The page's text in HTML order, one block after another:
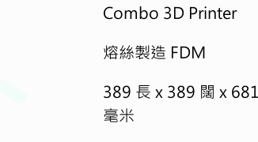
Combo 3D Printer
熔絲製造 FDM
389 長 x 389 闊 x
毫米